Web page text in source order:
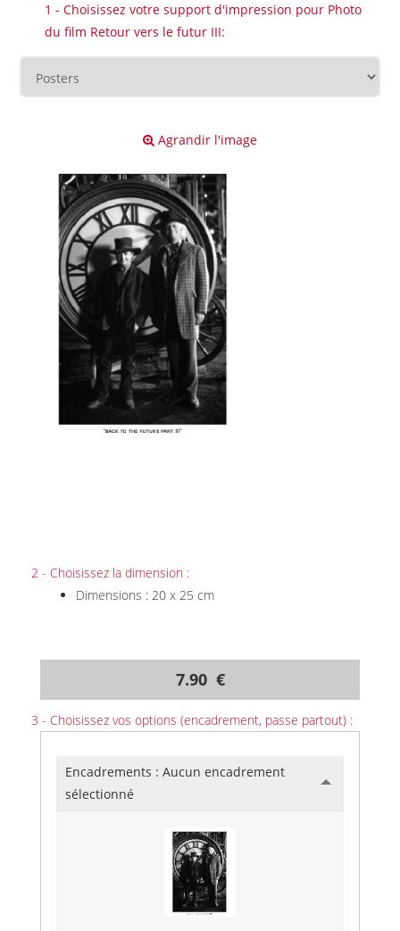
1 - Choisissez votre support d'impression pour Photo
du film Retour vers le futur III:
Agrandir l'image
2 - Choisissez la dimension :
Dimensions : 20 x 25 cm
7.90 €
3 - Choisissez vos options (encadrement, passe partout) :
Encadrements : Aucun encadrement
sélectionné